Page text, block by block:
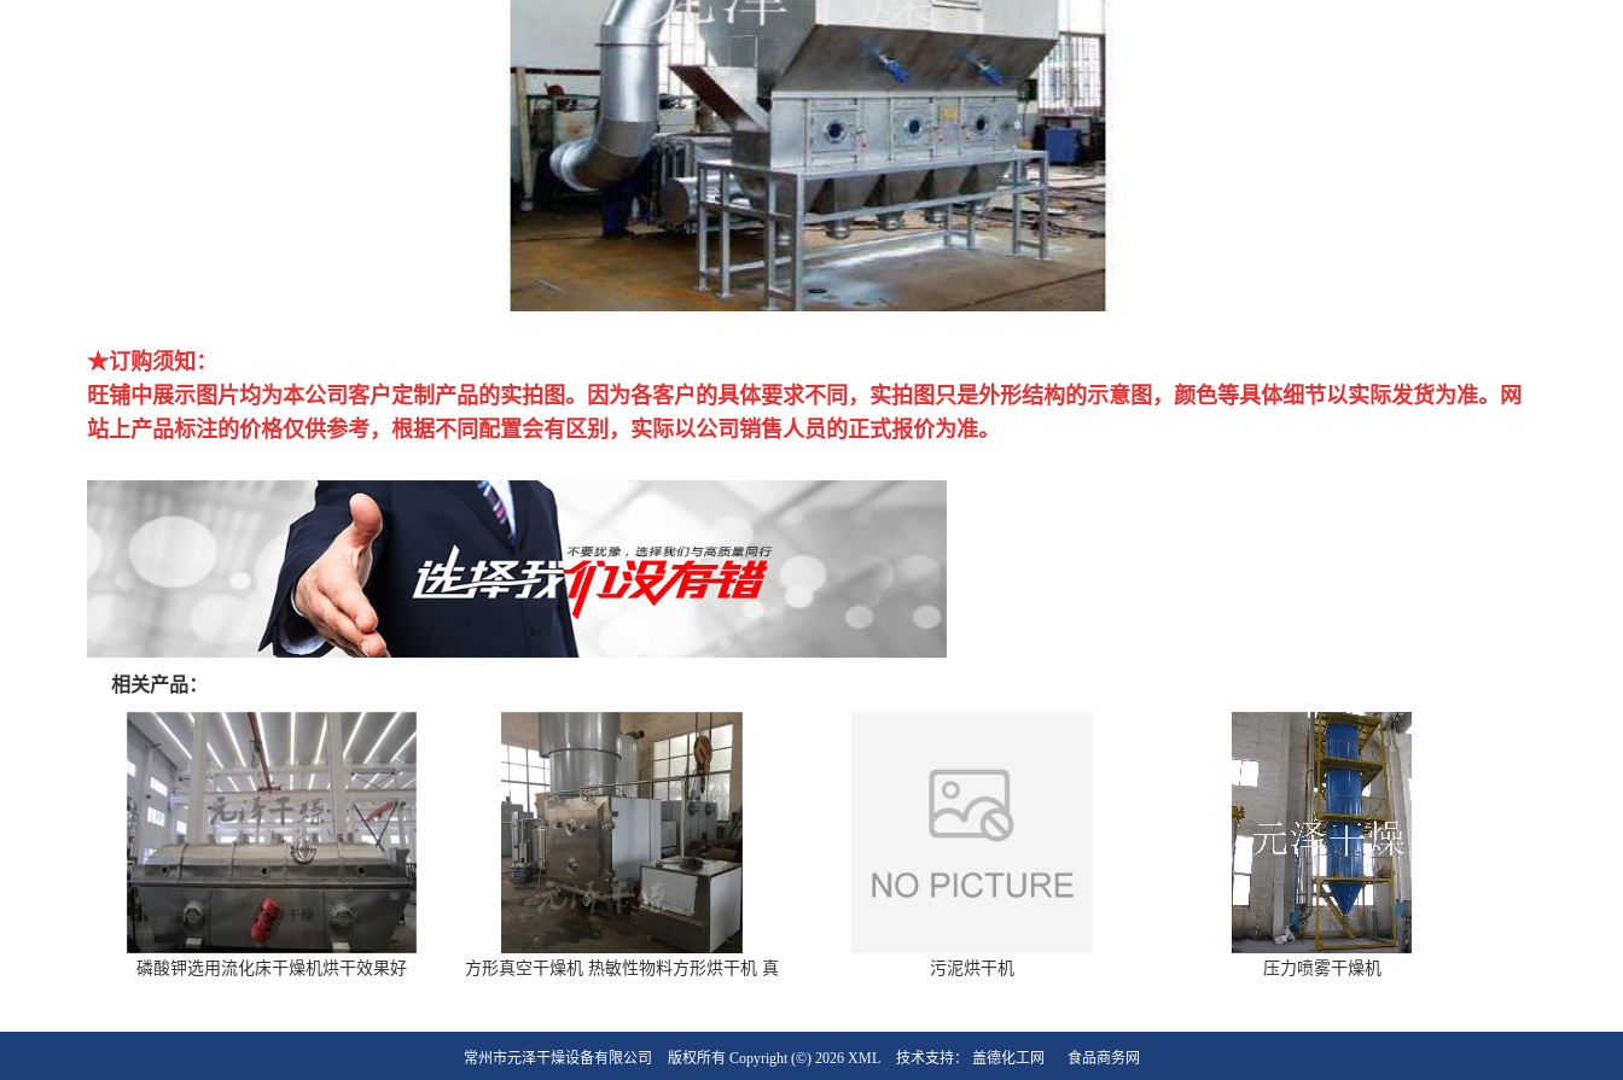
★订购须知：
旺铺中展示图片均为本公司客户定制产品的实拍图。因为各客户的具体要求不同，实拍图只是外形结构的示意图，颜色等具体细节以实际发货为准。网
站上产品标注的价格仅供参考，根据不同配置会有区别，实际以公司销售人员的正式报价为准。
相关产品：
磷酸钾选用流化床干燥机烘干效果好
方形真空干燥机 热敏性物料方形烘干机 真
污泥烘干机 压力喷雾干燥机
常州市元泽干燥设备有限公司 版权所有 Copyright (©) 2026 XML 技术支持： 盖德化工网 食品商务网